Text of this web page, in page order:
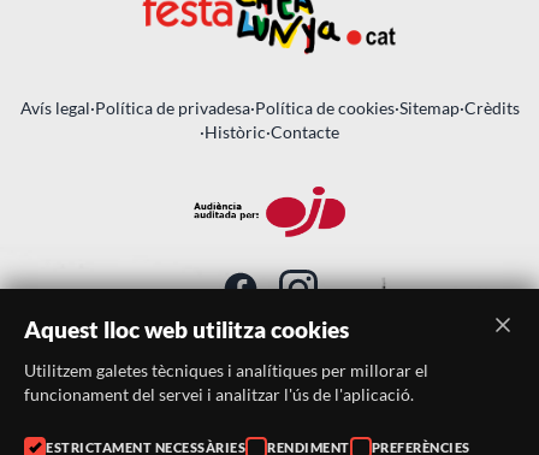
Avís legal·Política de privadesa·Política de cookies·Sitemap·Crèdits
·Històric·Contacte
SUBSCRIU-TE AL BUTLLETÍ
Telèfon: 938046359
Aquest lloc web utilitza cookies
Utilitzem galetes tècniques i analítiques per millorar el
funcionament del servei i analitzar l'ús de l'aplicació.
ESTRICTAMENT NECESSÀRIES RENDIMENT PREFERÈNCIES